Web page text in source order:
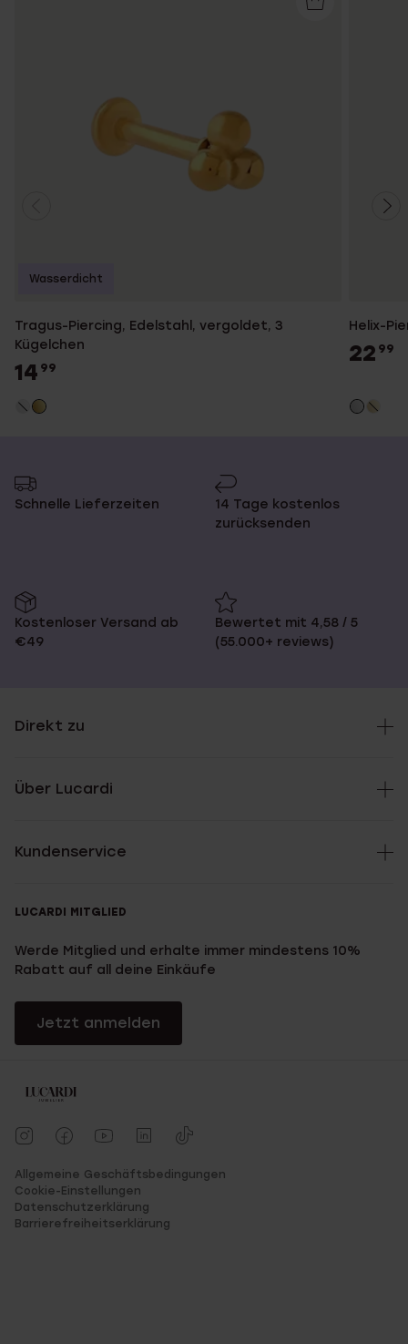
Tragus-Piercing, Edelstahl, vergoldet, 3
Kügelchen
14 99
Wasserdicht
Helix-
22 99
Schnelle Lieferzeiten
14 Tage kostenlos
zurücksenden
Kostenloser Versand ab
€49
Bewertet mit 4,58 / 5
(55.000+ reviews)
Direkt zu
Über Lucardi
Kundenservice
LUCARDI MITGLIED
Werde Mitglied und erhalte immer mindestens 10%
Rabatt auf all deine Einkäufe
Jetzt anmelden
Allgemeine Geschäftsbedingungen
Cookie-Einstellungen
Datenschutzerklärung
Barrierefreiheitserklärung